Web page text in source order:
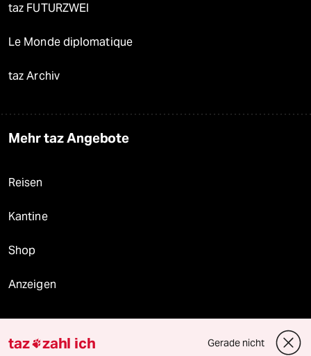
taz FUTURZWEI
Le Monde diplomatique
taz Archiv
Mehr taz Angebote
Reisen
Kantine
Shop
Anzeigen
Fragen & Hilfe
taz zahl ich Gerade nicht